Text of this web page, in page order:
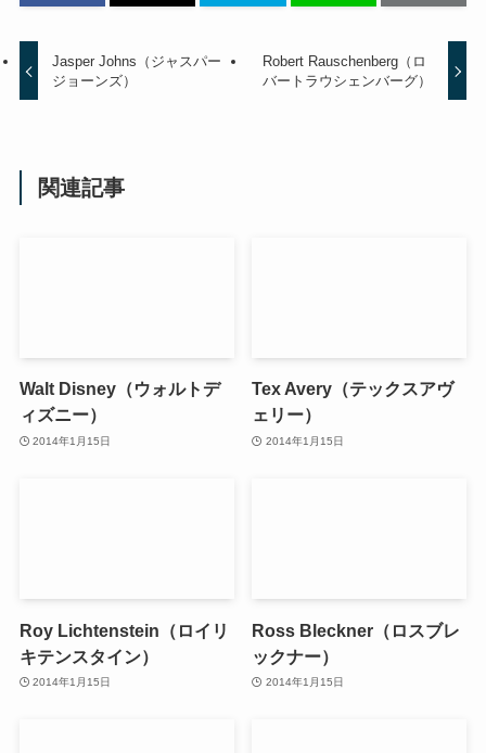
Jasper Johns（ジャスパー
ジョーンズ）
Robert Rauschenberg（ロ
バートラウシェンバーグ）
関連記事
Walt Disney（ウォルトデ
ィズニー）
2014年1月15日
Tex Avery（テックスアヴ
ェリー）
2014年1月15日
Roy Lichtenstein（ロイリ
キテンスタイン）
2014年1月15日
Ross Bleckner（ロスブレ
ックナー）
2014年1月15日